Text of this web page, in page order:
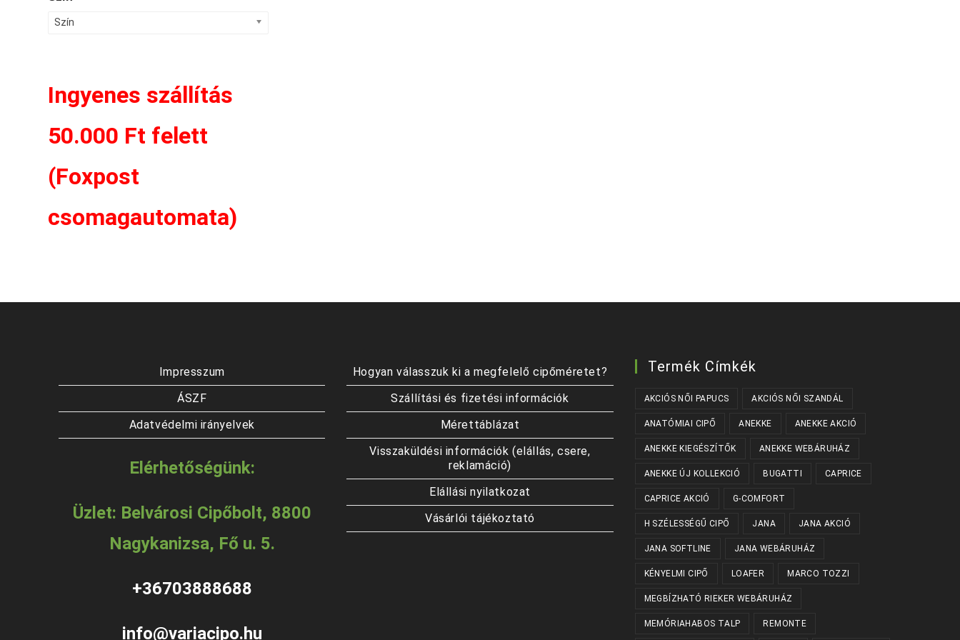
Szín
Ingyenes szállítás
50.000 Ft felett
(Foxpost
csomagautomata)
Impresszum
ÁSZF
Adatvédelmi irányelvek
Elérhetőségünk:
Üzlet: Belvárosi Cipőbolt, 8800
Nagykanizsa, Fő u. 5.
+36703888688
info@variacipo.hu
Hogyan válasszuk ki a megfelelő cipőméretet?
Szállítási és fizetési információk
Mérettáblázat
Visszaküldési információk (elállás, csere,
reklamáció)
Elállási nyilatkozat
Vásárlói tájékoztató
Termék Címkék
AKCIÓS NŐI PAPUCS AKCIÓS NŐI SZANDÁL
ANATÓMIAI CIPŐ ANEKKE ANEKKE AKCIÓ
ANEKKE KIEGÉSZÍTŐK ANEKKE WEBÁRUHÁZ
ANEKKE ÚJ KOLLEKCIÓ BUGATTI CAPRICE
CAPRICE AKCIÓ G-COMFORT
H SZÉLESSÉGŰ CIPŐ JANA JANA AKCIÓ
JANA SOFTLINE JANA WEBÁRUHÁZ
KÉNYELMI CIPŐ LOAFER MARCO TOZZI
MEGBÍZHATÓ RIEKER WEBÁRUHÁZ
MEMÓRIAHABOS TALP REMONTE